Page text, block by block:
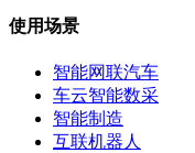
使用场景
智能网联汽车
车云智能数采
智能制造
互联机器人